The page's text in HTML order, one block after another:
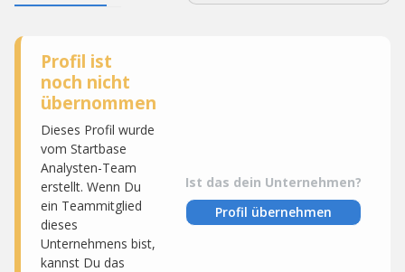
Profil ist
noch nicht
übernommen
Dieses Profil wurde
vom Startbase
Analysten-Team
erstellt. Wenn Du
ein Teammitglied
dieses
Unternehmens bist,
kannst Du das
Ist das dein Unternehmen?
Profil übernehmen